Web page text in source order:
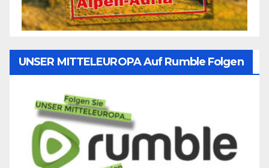
UNSER MITTELEUROPA Auf Rumble Folgen